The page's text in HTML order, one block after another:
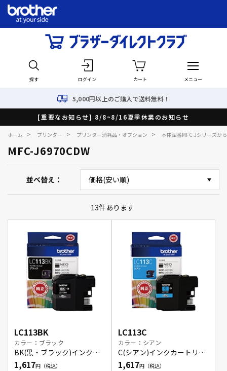
探す ログイン カート メニュー
5,000円以上のご購入で送料無料！
[重要なお知らせ] 8/8~8/16夏季休業のお知らせ
ホーム > プリンター > プリンター消耗品・オプション > 本体型番MFC-Jシリーズか
MFC-J6970CDW
並べ替え
13件あります
LC113BK
カラー：ブラック
BK(黒・ブラック)インクカ
ートリッジ
1,617
LC113C
カラー：シアン
C(シアン)インクカートリッ
ジ
1,617